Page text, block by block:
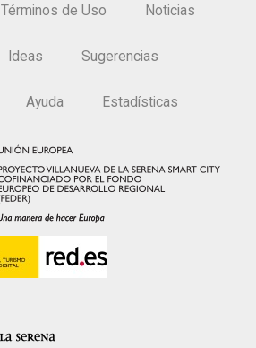
Términos de Uso Noticias
Ideas Sugerencias
Ayuda Estadísticas